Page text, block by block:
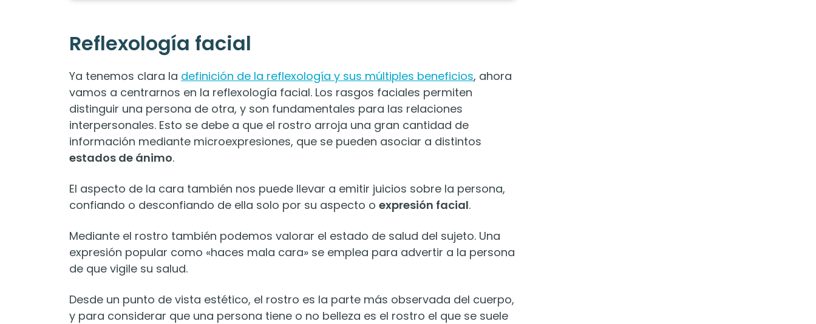
Reflexología facial
Ya tenemos clara la definición de la reflexología y sus múltiples beneficios, ahora
vamos a centrarnos en la reflexología facial. Los rasgos faciales permiten
distinguir una persona de otra, y son fundamentales para las relaciones
interpersonales. Esto se debe a que el rostro arroja una gran cantidad de
información mediante microexpresiones, que se pueden asociar a distintos
estados de ánimo.
El aspecto de la cara también nos puede llevar a emitir juicios sobre la persona,
confiando o desconfiando de ella solo por su aspecto o expresión facial.
Mediante el rostro también podemos valorar el estado de salud del sujeto. Una
expresión popular como «haces mala cara» se emplea para advertir a la persona
de que vigile su salud.
Desde un punto de vista estético, el rostro es la parte más observada del cuerpo,
y para considerar que una persona tiene o no belleza es el rostro el que se suele